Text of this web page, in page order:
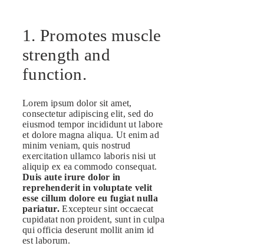
1. Promotes muscle
strength and
function.
Lorem ipsum dolor sit amet,
consectetur adipiscing elit, sed do
eiusmod tempor incididunt ut labore
et dolore magna aliqua. Ut enim ad
minim veniam, quis nostrud
exercitation ullamco laboris nisi ut
aliquip ex ea commodo consequat.
Duis aute irure dolor in
reprehenderit in voluptate velit
esse cillum dolore eu fugiat nulla
pariatur.Excepteur sint occaecat
cupidatat non proident, sunt in culpa
qui officia deserunt mollit anim id
est laborum.